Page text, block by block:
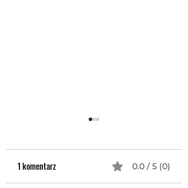
1 komentarz 0.0 / 5 (0)